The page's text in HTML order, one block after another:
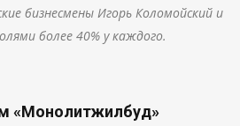
бизнесмены Игорь Коломойский и
более 40% у каждого.
«Монолитжилбуд»